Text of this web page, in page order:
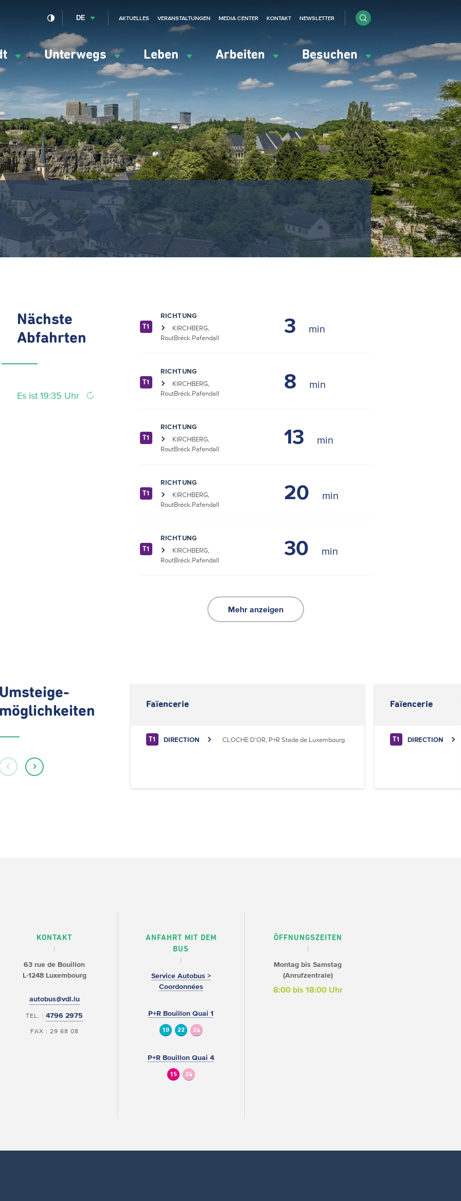
Unterwegs Leben Arbeiten Besuchen
DE AKTUELLES VERANSTALTUNGEN MEDIA CENTER KONTAKT NEWSLETTER
Nächste
Abfahrten
Es ist 19:35 Uhr
T1
RICHTUNG
KIRCHBERG,
RoutBréck.Pafendall
3
T1
RICHTUNG
KIRCHBERG,
RoutBréck.Pafendall
8
T1
RICHTUNG
KIRCHBERG,
RoutBréck.Pafendall
13
T1
RICHTUNG
KIRCHBERG,
RoutBréck.Pafendall
20
T1
RICHTUNG
KIRCHBERG,
RoutBréck.Pafendall
30
Mehr anzeigen
Faïencerie
T1 DIRECTION CLOCHE D'OR, P+R Stade de Luxembourg
Faïencerie
T1 DIRECTION
KONTAKT
63 rue de Bouillon
L-1248 Luxembourg
autobus@vdl.lu
TEL. :4796 2975
FAX : 29 68 08
ANFAHRT MIT DEM
BUS
Service Autobus >
Coordonnées
P+R Bouillon Quai 1
10 22 24
P+R Bouillon Quai 4
15 24
ÖFFNUNGSZEITEN
Montag bis Samstag
(Anrufzentrale)
8:00 bis 18:00 Uhr